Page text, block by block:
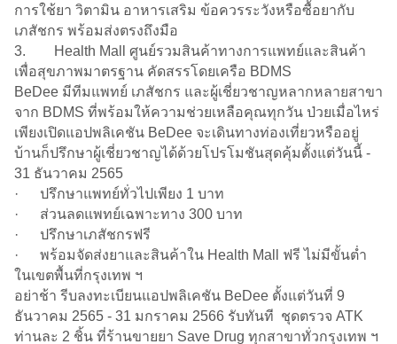
การใช้ยา วิตามิน อาหารเสริม ข้อควรระวังหรือซื้อยากับ
เภสัชกร พร้อมส่งตรงถึงมือ
3. Health Mall ศูนย์รวมสินค้าทางการแพทย์และสินค้า
เพื่อสุขภาพมาตรฐาน คัดสรรโดยเครือ BDMS
BeDee มีทีมแพทย์ เภสัชกร และผู้เชี่ยวชาญหลากหลายสาขา
จาก BDMS ที่พร้อมให้ความช่วยเหลือคุณทุกวัน ป่วยเมื่อไหร่
เพียงเปิดแอปพลิเคชัน BeDee จะเดินทางท่องเที่ยวหรืออยู่
บ้านก็ปรึกษาผู้เชี่ยวชาญได้ด้วยโปรโมชันสุดคุ้มตั้งแต่วันนี้ -
31 ธันวาคม 2565
· ปรึกษาแพทย์ทั่วไปเพียง 1 บาท
· ส่วนลดแพทย์เฉพาะทาง 300 บาท
· ปรึกษาเภสัชกรฟรี
· พร้อมจัดส่งยาและสินค้าใน Health Mall ฟรี ไม่มีขั้นต่ำ
ในเขตพื้นที่กรุงเทพ ฯ
อย่าช้า รีบลงทะเบียนแอปพลิเคชัน BeDee ตั้งแต่วันที่ 9
ธันวาคม 2565 - 31 มกราคม 2566 รับทันที ชุดตรวจ ATK
ท่านละ 2 ชิ้น ที่ร้านขายยา Save Drug ทุกสาขาทั่วกรุงเทพ ฯ